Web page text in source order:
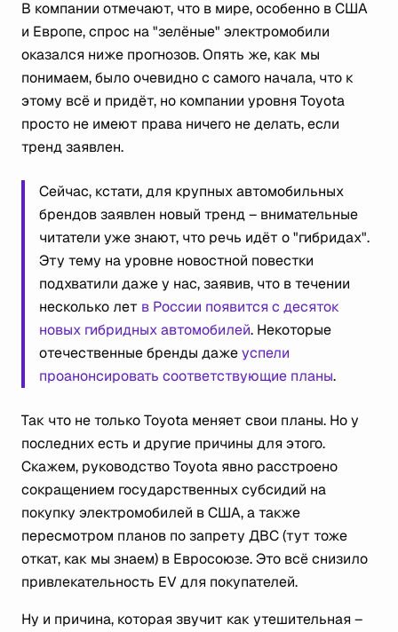
В компании отмечают, что в мире, особенно в США
и Европе, спрос на "зелёные" электромобили
оказался ниже прогнозов. Опять же, как мы
понимаем, было очевидно с самого начала, что к
этому всё и придёт, но компании уровня Toyota
просто не имеют права ничего не делать, если
тренд заявлен.
Сейчас, кстати, для крупных автомобильных
брендов заявлен новый тренд – внимательные
читатели уже знают, что речь идёт о "гибридах".
Эту тему на уровне новостной повестки
подхватили даже у нас, заявив, что в течении
несколько лет в России появится с десяток
новых гибридных автомобилей. Некоторые
отечественные бренды дажеуспели
проанонсировать соответствующие планы.
Так что не только Toyota меняет свои планы. Но у
последних есть и другие причины для этого.
Скажем, руководство Toyota явно расстроено
сокращением государственных субсидий на
покупку электромобилей в США, а также
пересмотром планов по запрету ДВС (тут тоже
откат, как мы знаем) в Евросоюзе. Это всё снизило
привлекательность EV для покупателей.
Ну и причина, которая звучит как утешительная –